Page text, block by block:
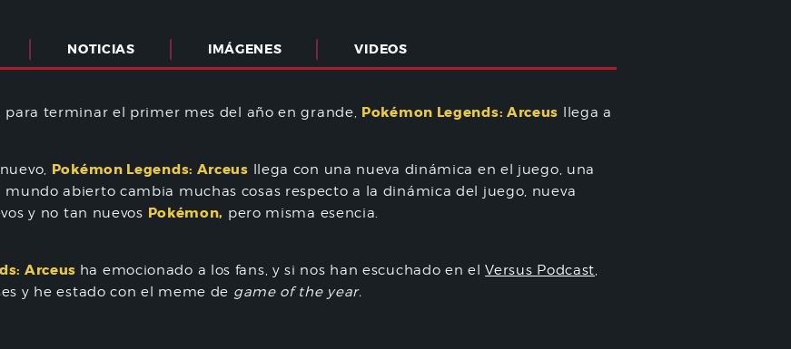
NOTICIAS IMÁGENES VIDEOS
para terminar el primer mes del año en grande, Pokémon Legends: Arceus llega a
Pokémon Legends: Arceus llega con una nueva dinámica en el juego, una
mundo abierto cambia muchas cosas respecto a la dinámica del juego, nueva
y no tan nuevos Pokémon, pero misma esencia.
Arceus ha emocionado a los fans, y si nos han escuchado en elVersus Podcast,
y he estado con el meme de game of the year.